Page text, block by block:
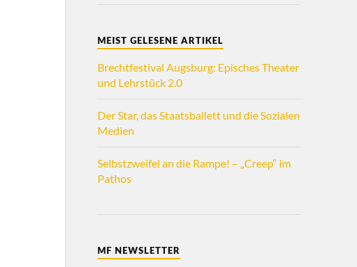
MEIST GELESENE ARTIKEL
Brechtfestival Augsburg: Episches Theater
und Lehrstück 2.0
Der Star, das Staatsballett und die Sozialen
Medien
Selbstzweifel an die Rampe! – „Creep“ im
Pathos
MF NEWSLETTER